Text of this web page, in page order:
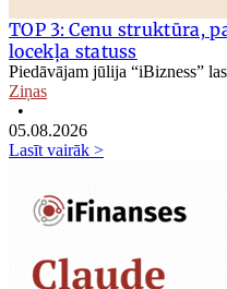
TOP 3: Cenu struktūra,
locekļa statuss
Piedāvājam jūlija “iBizness”
Ziņas
•
05.08.2026
Lasīt vairāk >